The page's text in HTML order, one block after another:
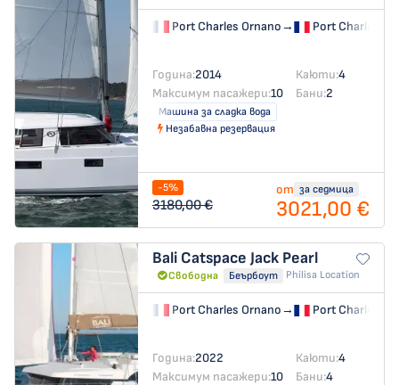
Port Charles Ornano→ Port Charles
Година:2014 Каюти:4
Максимум пасажери:10 Бани:2
Машина за сладка вода
Незабавна резервация
-5%
3180,00 €
от за седмица
3021,00 €
Bali Catspace Jack Pearl
Свободна Беърбоут Philisa Location
Port Charles Ornano→ Port Charles
Година:2022 Каюти:4
Максимум пасажери:10 Бани:4